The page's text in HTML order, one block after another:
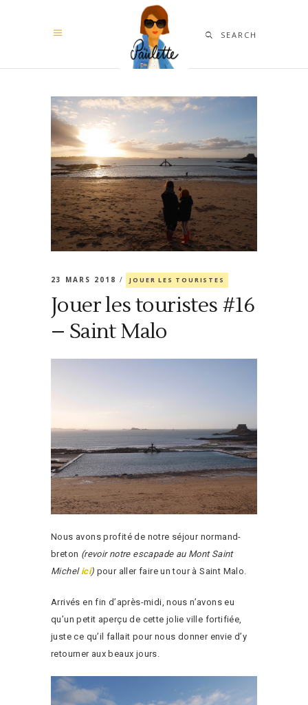
SEARCH
23 MARS 2018 JOUER LES TOURISTES
Jouer les touristes #16
– Saint Malo
Nous avons profité de notre séjour normand-
breton (revoir notre escapade au Mont Saint
Michel ici) pour aller faire un tour à Saint Malo.
Arrivés en fin d’après-midi, nous n’avons eu
qu’un petit aperçu de cette jolie ville fortifiée,
juste ce qu’il fallait pour nous donner envie d’y
retourner aux beaux jours.